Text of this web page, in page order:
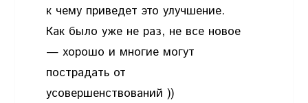
к чему приведет это улучшение.
Как было уже не раз, не все новое
— хорошо и многие могут
пострадать от
усовершенствований ))